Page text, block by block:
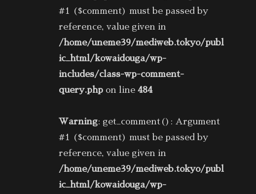
#1 ($comment) must be passed by
reference, value given in
/home/uneme39/mediweb.tokyo/publ
ic_html/kowaidouga/wp-
includes/class-wp-comment-
query.php on line 484
Warning: get_comment(): Argument
#1 ($comment) must be passed by
reference, value given in
/home/uneme39/mediweb.tokyo/publ
ic_html/kowaidouga/wp-